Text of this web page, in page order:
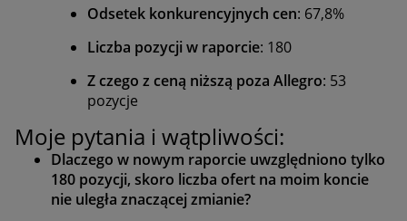
Odsetek konkurencyjnych cen: 67,8%
Liczba pozycji w raporcie: 180
Z czego z ceną niższą poza Allegro: 53
pozycje
Moje pytania i wątpliwości:
Dlaczego w nowym raporcie uwzględniono tylko
180 pozycji, skoro liczba ofert na moim koncie
nie uległa znaczącej zmianie?